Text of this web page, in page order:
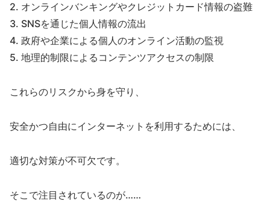
2. オンラインバンキングやクレジットカード情報の盗難
3. SNSを通じた個人情報の流出
4. 政府や企業による個人のオンライン活動の監視
5. 地理的制限によるコンテンツアクセスの制限
これらのリスクから身を守り、
安全かつ自由にインターネットを利用するためには、
適切な対策が不可欠です。
そこで注目されているのが……